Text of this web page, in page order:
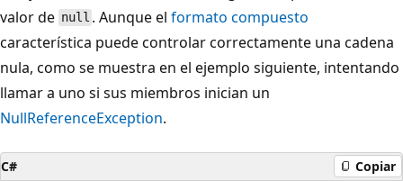
valor de null . Aunque elformato compuesto
característica puede controlar correctamente una cadena
nula, como se muestra en el ejemplo siguiente, intentando
llamar a uno si sus miembros inician un
NullReferenceException.
C# Copiar